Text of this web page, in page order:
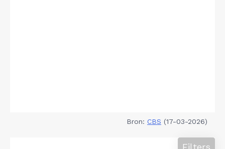
Bron: CBS (17-03-2026)
Filters